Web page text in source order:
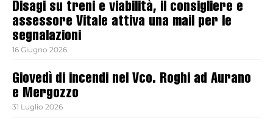
Disagi su treni e viabilità, il consigliere e
assessore Vitale attiva una mail per le
segnalazioni
16 Giugno 2026
Giovedì di incendi nel Vco. Roghi ad Aurano
e Mergozzo
31 Luglio 2026